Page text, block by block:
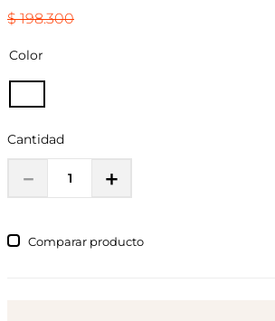
$ 198.300
Color
Cantidad
＋
－
Comparar